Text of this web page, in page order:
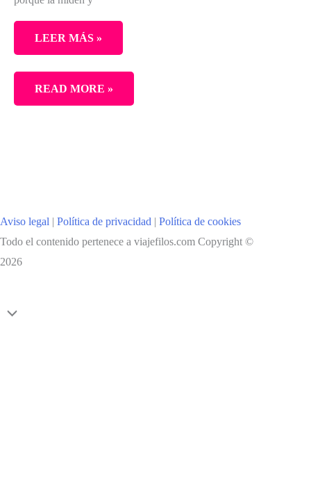
LEER MÁS »
LO
MEJOR
READ MORE »
Aviso legal | Política de privacidad | Política de cookies
Todo el contenido pertenece a viajefilos.com Copyright ©
2026
Scroll